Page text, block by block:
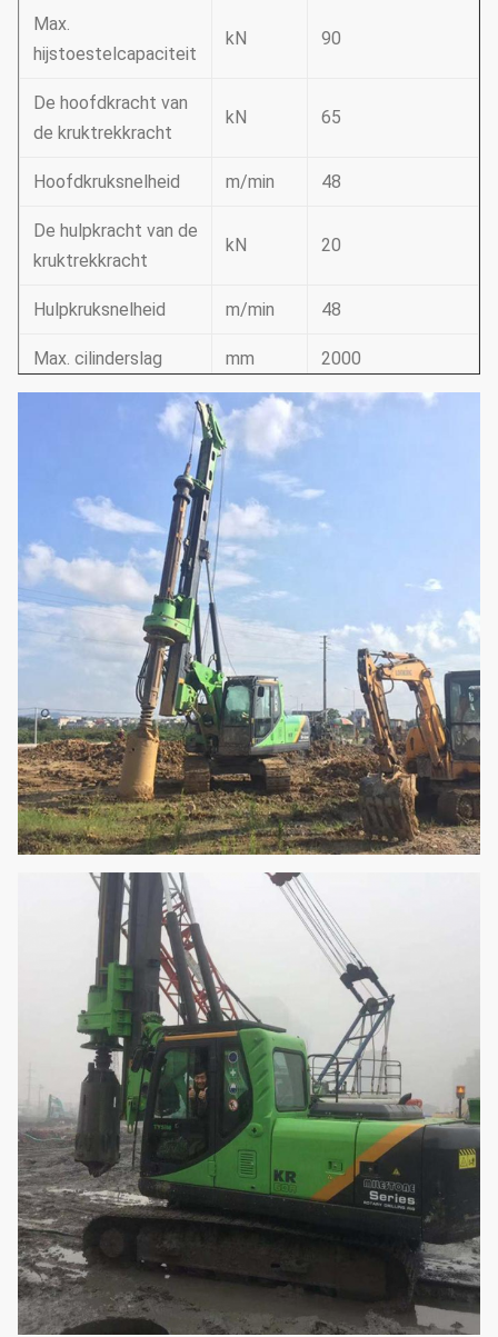
Max.
hijstoestelcapaciteit
kN 90
De hoofdkracht van
de kruktrekkracht
kN 65
Hoofdkruksnelheid m/min 48
De hulpkracht van de
kruktrekkracht
kN 20
Hulpkruksnelheid m/min 48
Max. cilinderslag mm 2000
Mast het zij harken ° ±3
°
Systeemdruk mpa 34.3
Proefdruk mpa
Max. het lopen
km/h 2.8
Max.
trekkrachtkracht
kN 98
Werkende hoogte mm 10600
Werkende breedte mm 2690
Vervoerhoogte
Vervoerbreedte 2690
Vervoerlengte mm 9500
Totaal gewicht t